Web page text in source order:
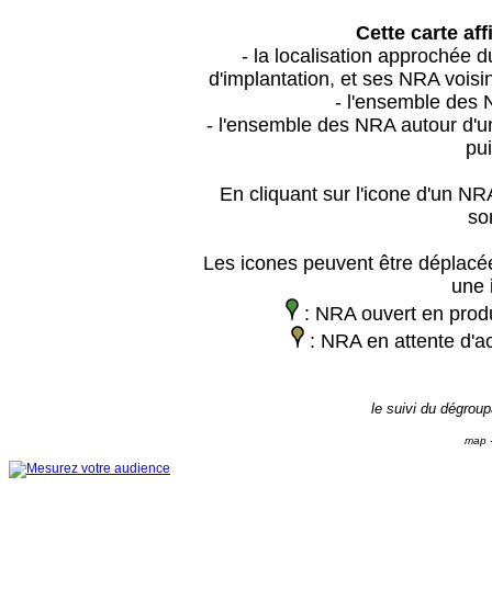
Cette carte
- la localisation approchée
d'implantation, et ses NRA
- l'ensemble des
- l'ensemble des NRA autour
En cliquant sur l'icone d'un
Les icones peuvent être
une
: NRA ouvert en
: NRA en attente
le suivi du
map